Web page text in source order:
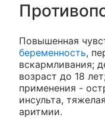
Повышенная
беременность,
вскармливания;
возраст до 18
применения -
инсульта,
аритмии.